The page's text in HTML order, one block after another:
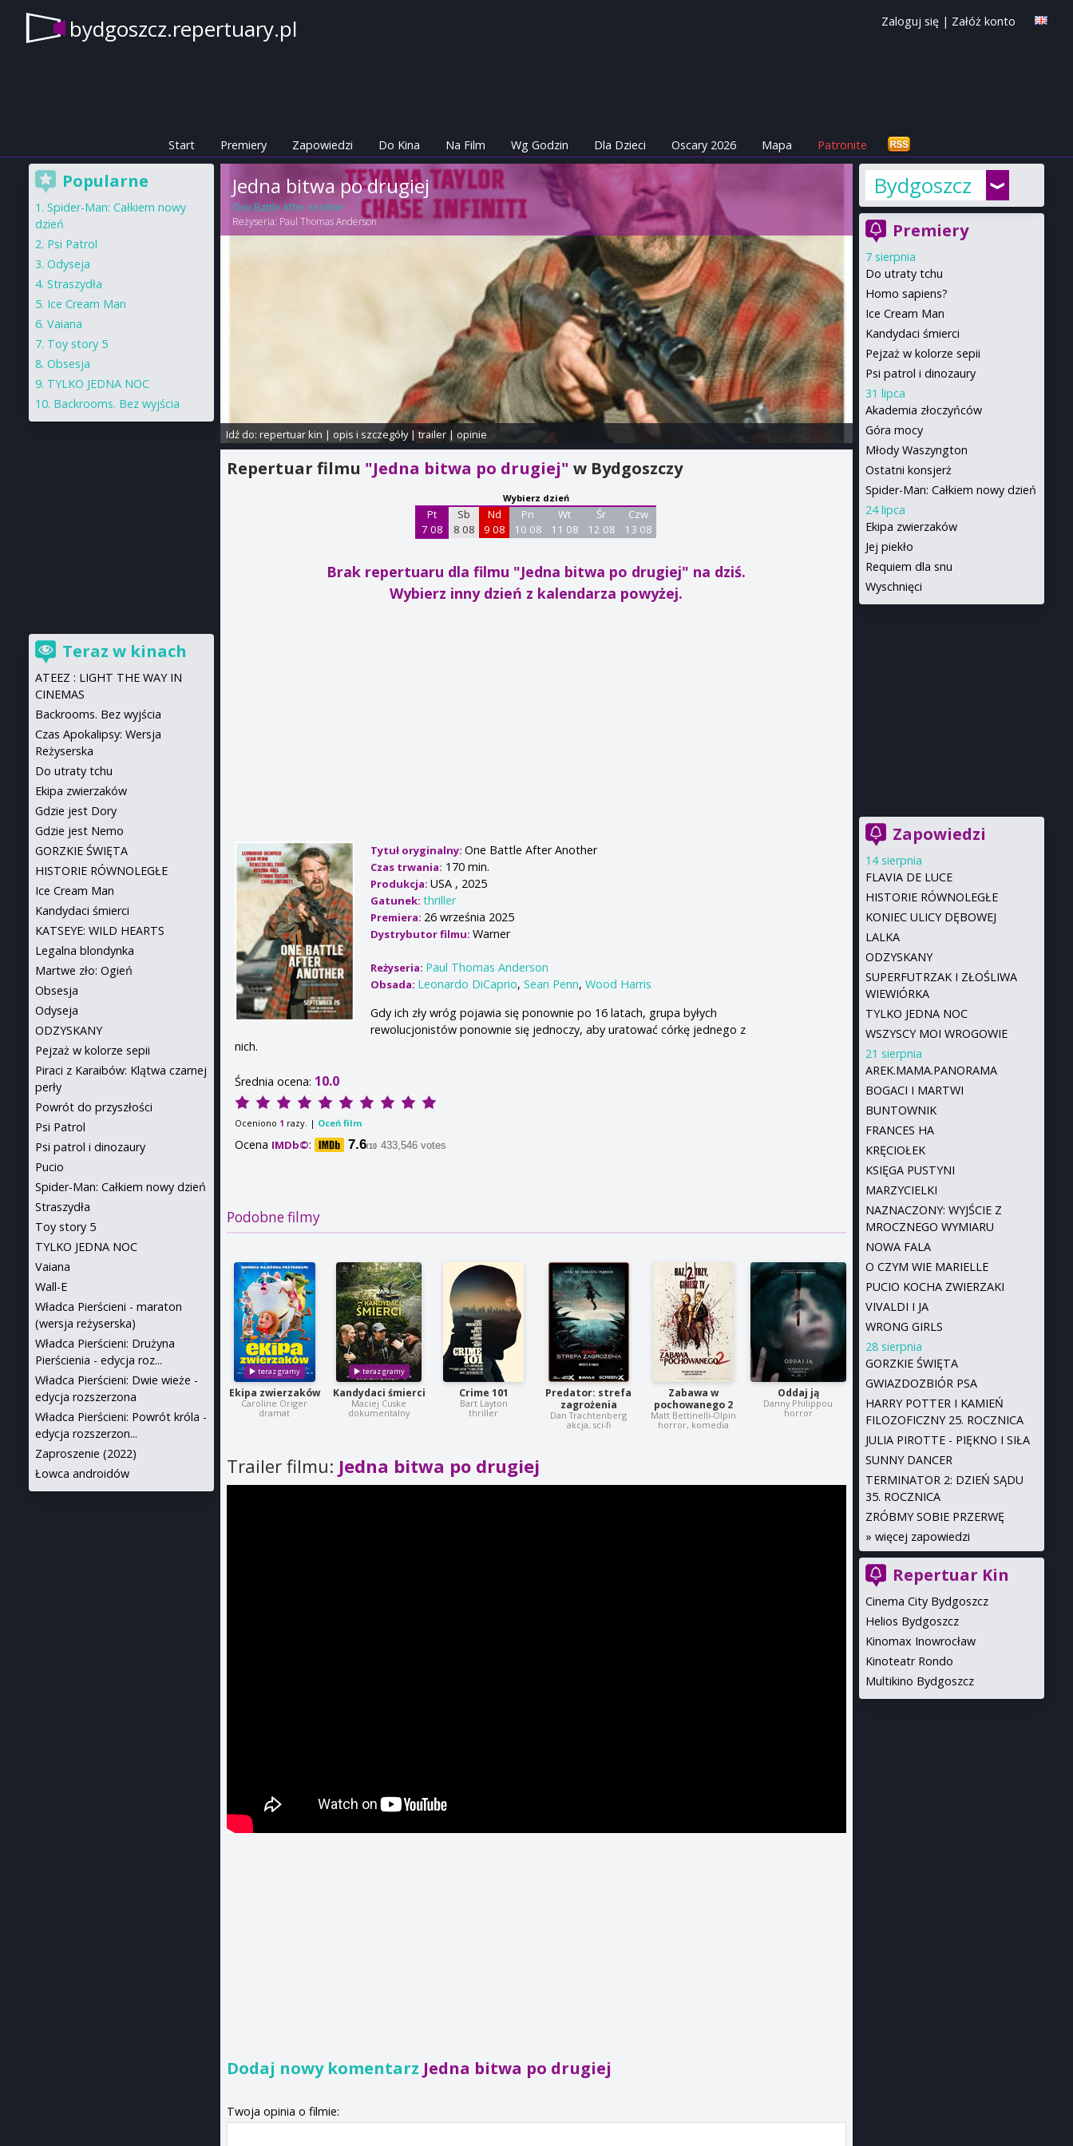
bydgoszcz.repertuary.pl Zaloguj się | Załóż konto
Start Premiery Zapowiedzi Do Kina Na Film Wg Godzin Dla Dzieci Oscary 2026 Mapa Patronite
Jedna bitwa po drugiej
One Battle After Another
Reżyseria: Paul Thomas Anderson
Idź do: repertuar kin | opis i szczegóły|trailer| opinie
Repertuar filmu "Jedna bitwa po drugiej"w Bydgoszczy
Wybierz dzień
Pt
7 08
Sb
8 08
Nd
9 08
Pn
10 08
Wt
11 08
Śr
12 08
Czw
13 08
Brak repertuaru dla filmu "Jedna bitwa po drugiej" na dziś.
Wybierz inny dzień z kalendarza powyżej.
Tytuł oryginalny:One Battle After Another
Czas trwania: 170 min.
Produkcja:USA , 2025
Gatunek:thriller
Premiera: 26 września 2025
Dystrybutor filmu:Warner
Reżyseria: Paul Thomas Anderson
Obsada: Leonardo DiCaprio,Sean Penn,Wood Harris
Gdy ich zły wróg pojawia się ponownie po 16 latach, grupa byłych
rewolucjonistów ponownie się jednoczy, aby uratować córkę jednego z
nich.
Średnia ocena: 10.0
Oceniono 1 razy. | Oceń film
Ocena IMDb©: 7.6/10 433,546 votes
Podobne filmy
Ekipa zwierzaków
Caroline Origer
dramat
Kandydaci śmierci
Maciej Cuske
dokumentalny
Crime 101
Bart Layton
thriller
Predator: strefa
zagrożenia
Dan Trachtenberg
akcja, sci-fi
Zabawa w
pochowanego 2
Matt Bettinelli-Olpin
horror, komedia
Oddaj ją
Danny Philippou
horror
Trailer filmu: Jedna bitwa po drugiej
Dodaj nowy komentarz Jedna bitwa po drugiej
Twoja opinia o filmie:
Bydgoszcz
Premiery
7 sierpnia
Do utraty tchu
Homo sapiens?
Ice Cream Man
Kandydaci śmierci
Pejzaż w kolorze sepii
Psi patrol i dinozaury
31 lipca
Akademia złoczyńców
Góra mocy
Młody Waszyngton
Ostatni konsjerż
Spider-Man: Całkiem nowy dzień
24 lipca
Ekipa zwierzaków
Jej piekło
Requiem dla snu
Wyschnięci
Zapowiedzi
14 sierpnia
FLAVIA DE LUCE
HISTORIE RÓWNOLEGŁE
KONIEC ULICY DĘBOWEJ
LALKA
ODZYSKANY
SUPERFUTRZAK I ZŁOŚLIWA
WIEWIÓRKA
TYLKO JEDNA NOC
WSZYSCY MOI WROGOWIE
21 sierpnia
AREK.MAMA.PANORAMA
BOGACI I MARTWI
BUNTOWNIK
FRANCES HA
KRĘCIOŁEK
KSIĘGA PUSTYNI
MARZYCIELKI
NAZNACZONY: WYJŚCIE Z
MROCZNEGO WYMIARU
NOWA FALA
O CZYM WIE MARIELLE
PUCIO KOCHA ZWIERZAKI
VIVALDI I JA
WRONG GIRLS
28 sierpnia
GORZKIE ŚWIĘTA
GWIAZDOZBIÓR PSA
HARRY POTTER I KAMIEŃ
FILOZOFICZNY 25. ROCZNICA
JULIA PIROTTE - PIĘKNO I SIŁA
SUNNY DANCER
TERMINATOR 2: DZIEŃ SĄDU
35. ROCZNICA
ZRÓBMY SOBIE PRZERWĘ
» więcej zapowiedzi
Repertuar Kin
Cinema City Bydgoszcz
Helios Bydgoszcz
Kinomax Inowrocław
Kinoteatr Rondo
Multikino Bydgoszcz
Popularne
Spider-Man: Całkiem nowy
dzień
Psi Patrol
Odyseja
Straszydła
Ice Cream Man
Vaiana
Toy story 5
Obsesja
TYLKO JEDNA NOC
Backrooms. Bez wyjścia
Teraz w kinach
ATEEZ : LIGHT THE WAY IN
CINEMAS
Backrooms. Bez wyjścia
Czas Apokalipsy: Wersja
Reżyserska
Do utraty tchu
Ekipa zwierzaków
Gdzie jest Dory
Gdzie jest Nemo
GORZKIE ŚWIĘTA
HISTORIE RÓWNOLEGŁE
Ice Cream Man
Kandydaci śmierci
KATSEYE: WILD HEARTS
Legalna blondynka
Martwe zło: Ogień
Obsesja
Odyseja
ODZYSKANY
Pejzaż w kolorze sepii
Piraci z Karaibów: Klątwa czarnej
perły
Powrót do przyszłości
Psi Patrol
Psi patrol i dinozaury
Pucio
Spider-Man: Całkiem nowy dzień
Straszydła
Toy story 5
TYLKO JEDNA NOC
Vaiana
Wall-E
Władca Pierścieni - maraton
(wersja reżyserska)
Władca Pierścieni: Drużyna
Pierścienia - edycja roz...
Władca Pierścieni: Dwie wieże -
edycja rozszerzona
Władca Pierścieni: Powrót króla -
edycja rozszerzon...
Zaproszenie (2022)
Łowca androidów